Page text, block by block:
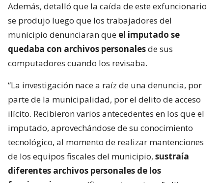
Además, detalló que la caída de este exfuncionario
se produjo luego que los trabajadores del
municipio denunciaran que el imputado se
quedaba con archivos personalesde sus
computadores cuando los revisaba.
“La investigación nace a raíz de una denuncia, por
parte de la municipalidad, por el delito de acceso
ilícito. Recibieron varios antecedentes en los que el
imputado, aprovechándose de su conocimiento
tecnológico, al momento de realizar mantenciones
de los equipos fiscales del municipio, sustraía
diferentes archivos personales de los